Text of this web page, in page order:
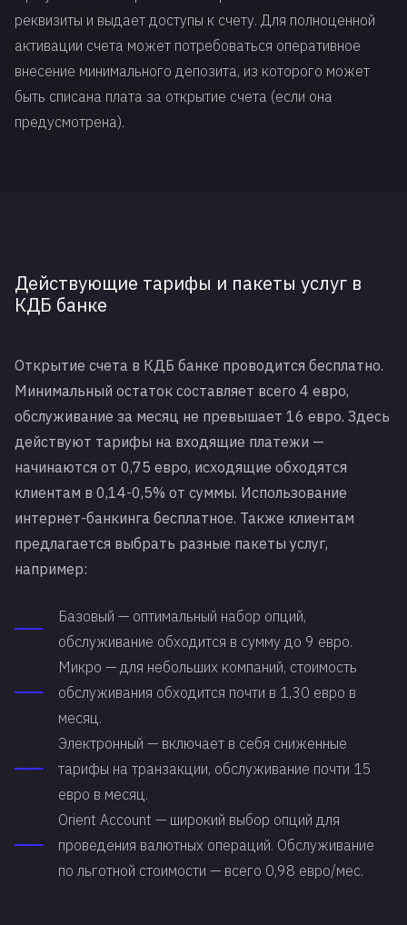
реквизиты и выдает доступы к счету. Для полноценной
активации счета может потребоваться оперативное
внесение минимального депозита, из которого может
быть списана плата за открытие счета (если она
предусмотрена).
Действующие тарифы и пакеты услуг в
КДБ банке
Открытие счета в КДБ банке проводится бесплатно.
Минимальный остаток составляет всего 4 евро,
обслуживание за месяц не превышает 16 евро. Здесь
действуют тарифы на входящие платежи —
начинаются от 0,75 евро, исходящие обходятся
клиентам в 0,14-0,5% от суммы. Использование
интернет-банкинга бесплатное. Также клиентам
предлагается выбрать разные пакеты услуг,
например:
Базовый — оптимальный набор опций,
обслуживание обходится в сумму до 9 евро.
Микро — для небольших компаний, стоимость
обслуживания обходится почти в 1,30 евро в
месяц.
Электронный — включает в себя сниженные
тарифы на транзакции, обслуживание почти 15
евро в месяц.
Orient Account — широкий выбор опций для
проведения валютных операций. Обслуживание
по льготной стоимости — всего 0,98 евро/мес.